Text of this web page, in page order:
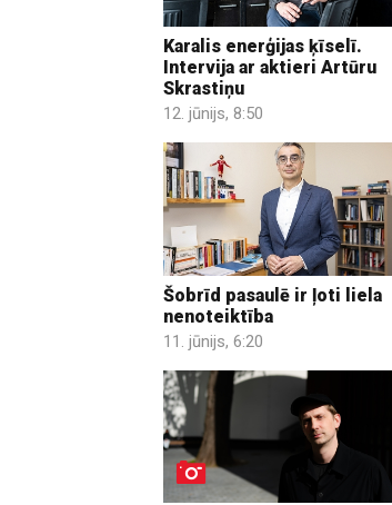
Karalis enerģijas ķīselī.
Intervija ar aktieri Artūru
Skrastiņu
12. jūnijs, 8:50
Šobrīd pasaulē ir ļoti liela
nenoteiktība
11. jūnijs, 6:20